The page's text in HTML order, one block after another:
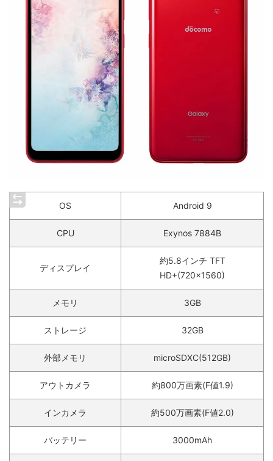
OS Android 9
CPU Exynos 7884B
ディスプレイ
約5.8インチ TFT
HD+(720×1560)
メモリ 3GB
ストレージ 32GB
外部メモリ microSDXC(512GB)
アウトカメラ 約800万画素(F値1.9)
インカメラ 約500万画素(F値2.0)
バッテリー 3000mAh